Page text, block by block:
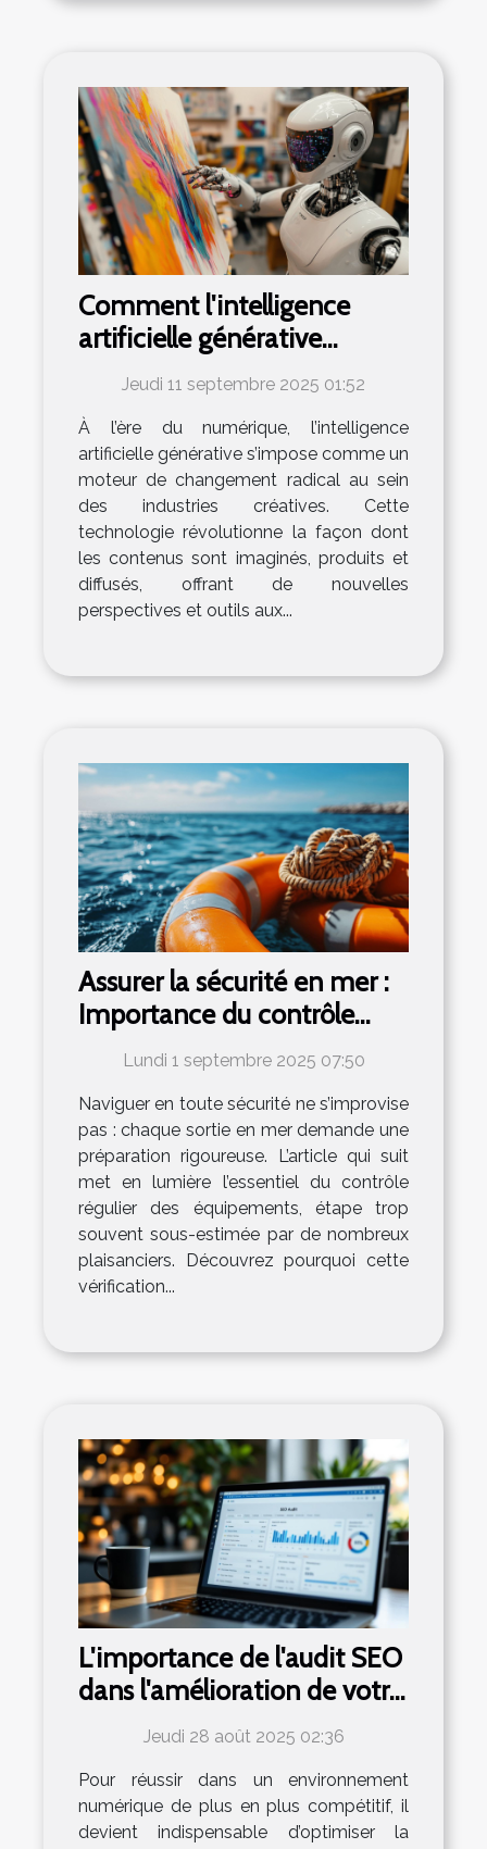
Comment l'intelligence
artificielle générative
transforme-t-elle les
industries créatives ?
Jeudi 11 septembre 2025 01:52
À l’ère du numérique, l’intelligence
artificielle générative s’impose comme un
moteur de changement radical au sein
des industries créatives. Cette
technologie révolutionne la façon dont
les contenus sont imaginés, produits et
diffusés, offrant de nouvelles
perspectives et outils aux...
Assurer la sécurité en mer :
Importance du contrôle
régulier des équipements
Lundi 1 septembre 2025 07:50
Naviguer en toute sécurité ne s’improvise
pas : chaque sortie en mer demande une
préparation rigoureuse. L’article qui suit
met en lumière l’essentiel du contrôle
régulier des équipements, étape trop
souvent sous-estimée par de nombreux
plaisanciers. Découvrez pourquoi cette
vérification...
L'importance de l'audit SEO
dans l'amélioration de votre
présence en ligne
Jeudi 28 août 2025 02:36
Pour réussir dans un environnement
numérique de plus en plus compétitif, il
devient indispensable d’optimiser la